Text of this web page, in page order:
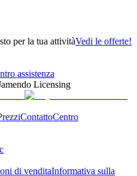
per la tua attivitàVedi le offerte!
assistenza
Licensing
ContattoCentro
di venditaInformativa sulla